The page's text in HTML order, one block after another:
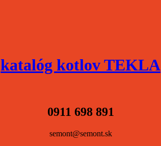
katalóg kotlov TEKLA
0911 698 891
semont@semont.sk